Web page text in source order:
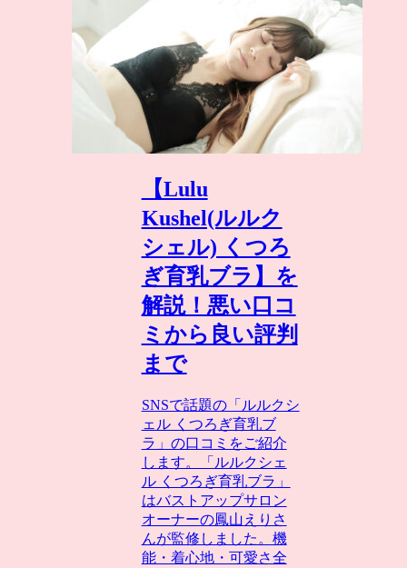
【Lulu
Kushel(ルルク
シェル) くつろ
ぎ育乳ブラ】を
解説！悪い口コ
ミから良い評判
まで
SNSで話題の「ルルクシ
ェル くつろぎ育乳ブ
ラ」の口コミをご紹介
します。「ルルクシェ
ル くつろぎ育乳ブラ」
はバストアップサロン
オーナーの鳳山えりさ
んが監修しました。機
能・着心地・可愛さ全